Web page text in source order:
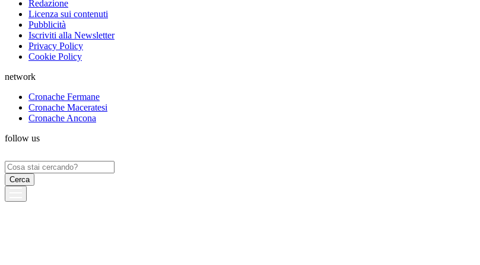
Redazione
Licenza sui contenuti
Pubblicità
Iscriviti alla Newsletter
Privacy Policy
Cookie Policy
network
Cronache Fermane
Cronache Maceratesi
Cronache Ancona
follow us
Ricerca
per: